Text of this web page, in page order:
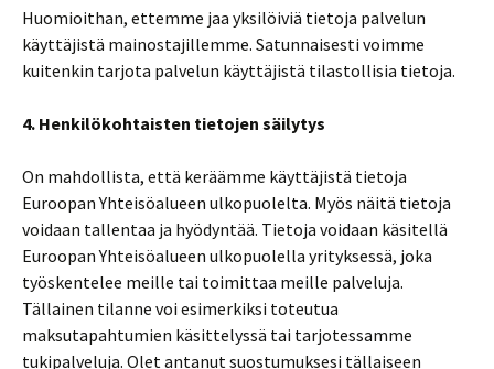
Huomioithan, ettemme jaa yksilöiviä tietoja palvelun
käyttäjistä mainostajillemme. Satunnaisesti voimme
kuitenkin tarjota palvelun käyttäjistä tilastollisia tietoja.
4. Henkilökohtaisten tietojen säilytys
On mahdollista, että keräämme käyttäjistä tietoja
Euroopan Yhteisöalueen ulkopuolelta. Myös näitä tietoja
voidaan tallentaa ja hyödyntää. Tietoja voidaan käsitellä
Euroopan Yhteisöalueen ulkopuolella yrityksessä, joka
työskentelee meille tai toimittaa meille palveluja.
Tällainen tilanne voi esimerkiksi toteutua
maksutapahtumien käsittelyssä tai tarjotessamme
tukipalveluja. Olet antanut suostumuksesi tällaiseen